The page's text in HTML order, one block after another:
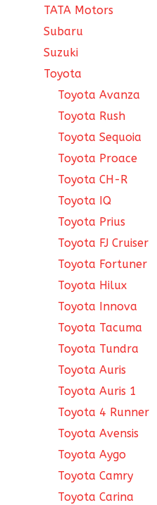
TATA Motors
Subaru
Suzuki
Toyota
Toyota Avanza
Toyota Rush
Toyota Sequoia
Toyota Proace
Toyota CH-R
Toyota IQ
Toyota Prius
Toyota FJ Cruiser
Toyota Fortuner
Toyota Hilux
Toyota Innova
Toyota Tacuma
Toyota Tundra
Toyota Auris
Toyota Auris 1
Toyota 4 Runner
Toyota Avensis
Toyota Aygo
Toyota Camry
Toyota Carina